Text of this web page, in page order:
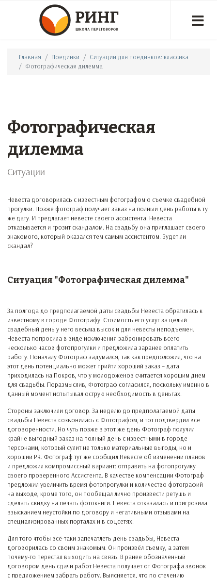
Главная Поединки
Ситуации для поединков: классика
Фотографическая дилемма
Фотографическая
дилемма
Ситуации
Невеста договорилась с известным фотографом о съемке свадебной
прогулки. Позже фотограф получает заказ на полный день работы в ту
же дату. И предлагает невесте своего ассистента. Невеста
отказывается и грозит скандалом. На свадьбу она приглашает своего
знакомого, который оказался тем самым ассистентом. Будет ли
скандал?
Ситуация "Фотографическая дилемма"
За полгода до предполагаемой даты свадьбы Невеста обратилась к
известному в городе Фотографу. Стоимость его услуг за целый
свадебный день у него весьма высок и для невесты неподъемен.
Невеста попросила в виде исключения забронировать всего
несколько часов фотопрогулки и предложила заранее оплатить
работу. Поначалу Фотограф задумался, так как предположил, что на
этот день потенциально может прийти хороший заказ – дата
приходилась на Покров, что у молодоженов считается хорошим днем
для свадьбы. Поразмыслив, Фотограф согласился, поскольку именно в
данный момент испытывал острую необходимость в деньгах.
Стороны заключили договор. За неделю до предполагаемой даты
свадьбы Невеста созвонилась с Фотографом, и тот подтвердил все
договоренности. Но чуть позже в этот же день Фотограф получил
крайне выгодный заказ на полный день с известными в городе
персонами, который сулит не только материальные выгоды, но и
хороший PR. Фотограф тут же сообщил Невесте об изменении планов
и предложил компромиссный вариант: отправить на фотопрогулку
своего проверенного Ассистента. В качестве компенсации Фотограф
предложил увеличить время фотопрогулки и количество фотографий
на выходе, кроме того, он пообещал лично произвести ретушь и
сделать скидку на печать фотокниги. Невеста отказалась и пригрозила
взысканием неустойки по договору и негативными отзывами на
специализированных порталах и в соцсетях.
Для того чтобы всё-таки запечатлеть день свадьбы, Невеста
договорилась со своим знакомым. Он произвёл съемку, а затем
почему-то перестал выходить на связь. В ранее обозначенный
договором день сдачи работ Невеста получает от Фотографа звонок
с предложением забрать работу. Выясняется, что по стечению